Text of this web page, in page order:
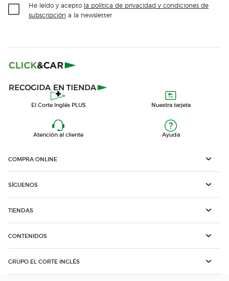
He leído y acepto la política de privacidad y condiciones de
subscripción a la newsletter
El Corte Inglés PLUS Nuestra tarjeta
Atención al cliente Ayuda
COMPRA ONLINE
SÍGUENOS
TIENDAS
CONTENIDOS
GRUPO EL CORTE INGLÉS